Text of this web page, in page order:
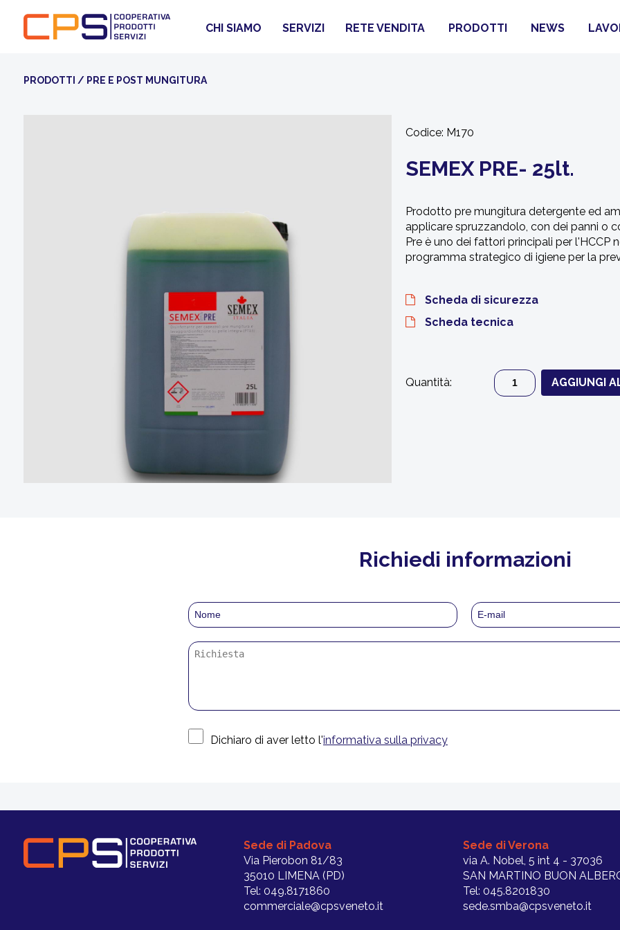
CHI SIAMO SERVIZI RETE VENDITA PRODOTTI NEWS
PRODOTTI / PRE E POST MUNGITURA
Codice: M170
SEMEX PRE- 25lt.
Prodotto pre mungitura detergente ed
applicare spruzzandolo, con dei panni o
Pre è uno dei fattori principali per
programma strategico di igiene per la
Scheda di sicurezza
Scheda tecnica
Quantità: AGGIUNGI
Richiedi informazioni
Dichiaro di aver letto l'informativa sulla privacy
Sede di Padova
Via Pierobon 81/83
35010 LIMENA (PD)
Tel: 049.8171860
commerciale@cpsveneto.it
Sede di Verona
via A. Nobel, 5 int 4 - 37036
SAN MARTINO BUON
Tel: 045.8201830
sede.smba@cpsveneto.it